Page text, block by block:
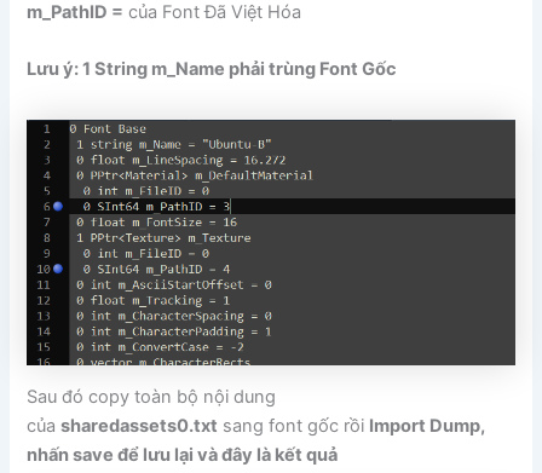
m_PathID = của Font Đã Việt Hóa
Lưu ý: 1 String m_Name phải trùng Font Gốc
Sau đó copy toàn bộ nội dung
củasharedassets0.txt sang font gốc rồi Import Dump,
nhấn save để lưu lại và đây là kết quả